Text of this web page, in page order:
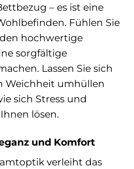
– es ist eine
Fühlen Sie
hochwertige
sorgfältige
Lassen Sie sich
Weichheit umhüllen
sich Stress und
lösen.
und Komfort
verleiht das